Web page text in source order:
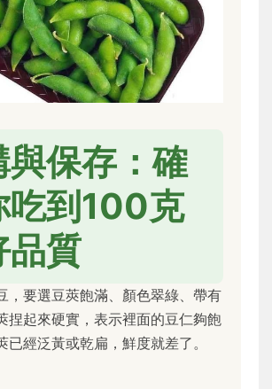
與保存：確
吃到100克
品質
，要選豆莢飽滿、顏色翠綠、帶有
捏起來硬實，表示裡面的豆仁夠飽
已經泛黃或乾扁，鮮度就差了。